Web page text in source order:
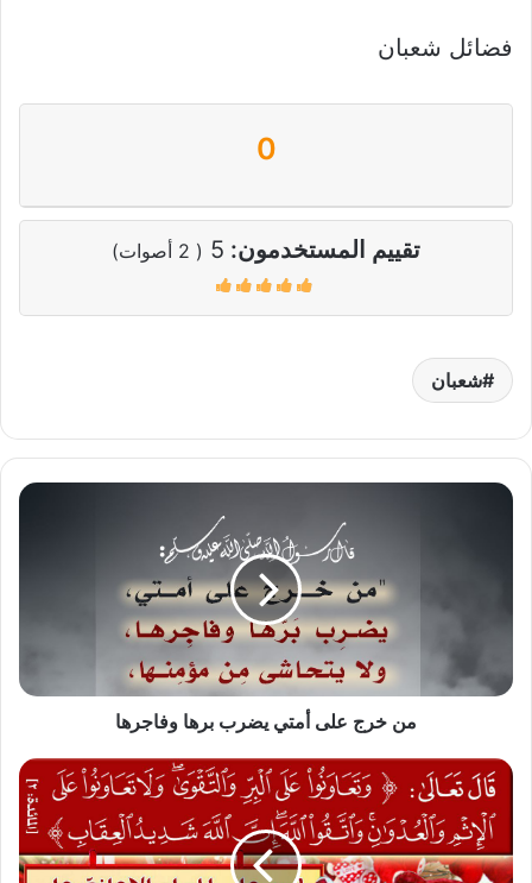
فضائل شعبان
0
تقييم المستخدمون: 5
(
2 أصوات)
شعبان
من
من خرج على أمتي يضرب برها وفاجرها
14
شباط
عيد
الحب